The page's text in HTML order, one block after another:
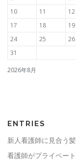
2026年8月
10
11 12
17
18 19
24
25 26
31
ENTRIES
新人看護師に見合う
看護師がプライベー